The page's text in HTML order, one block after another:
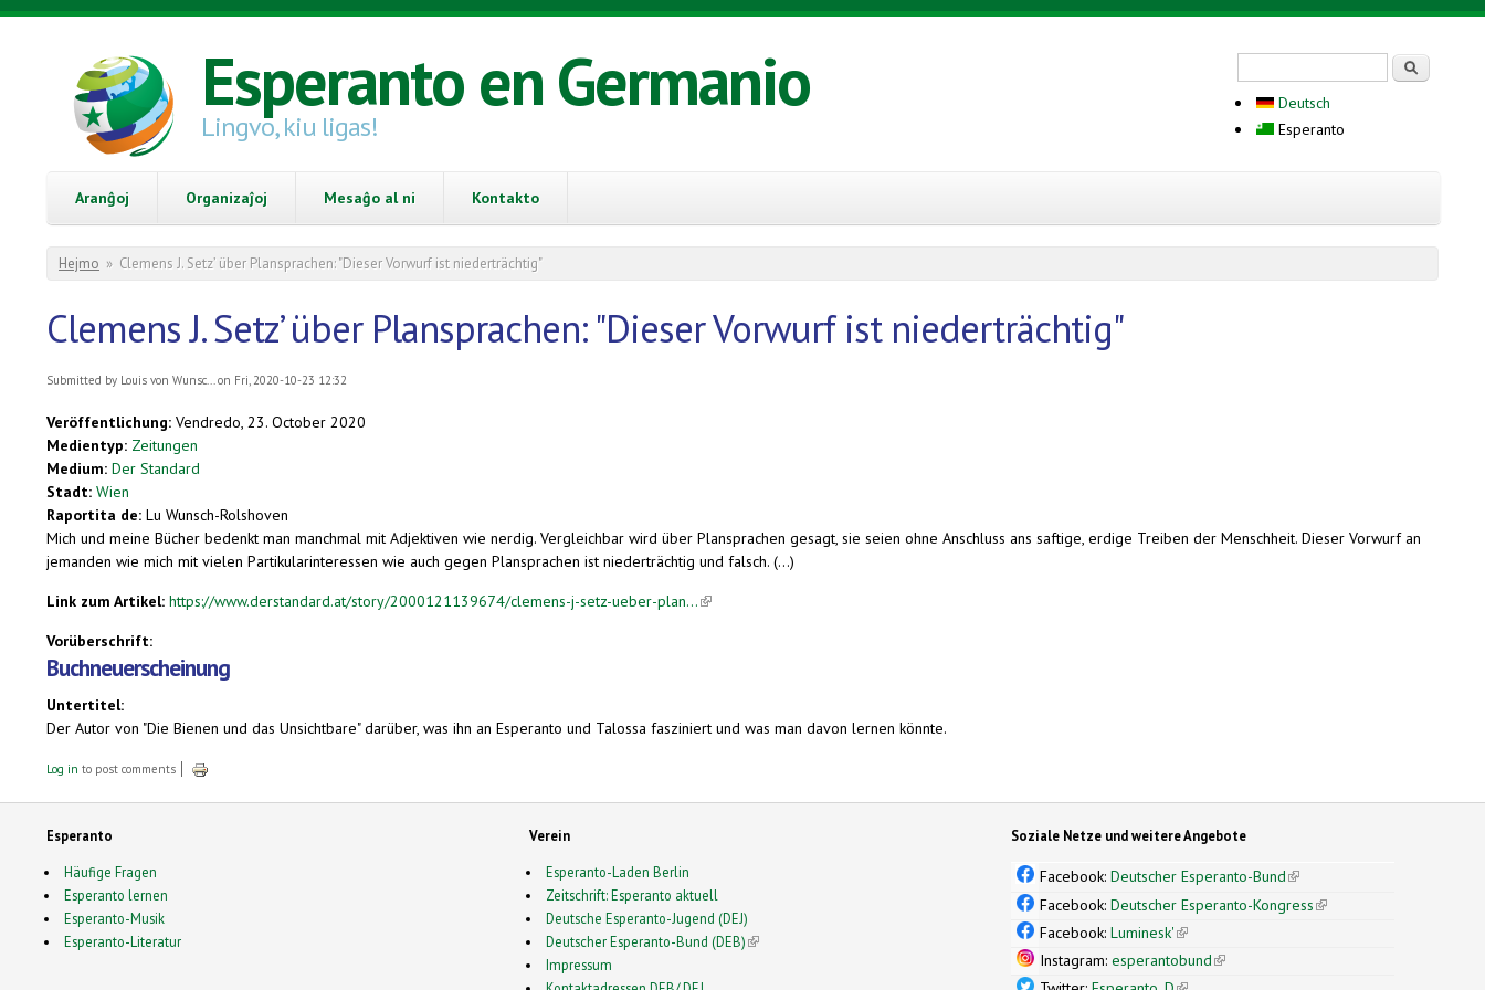
Skip to main content
Esperanto en Germanio
Lingvo, kiu ligas!
Deutsch
Esperanto
Aranĝoj Organizaĵoj Mesaĝo al ni Kontakto
You are here
Hejmo » Clemens J. Setz’ über Plansprachen: "Dieser Vorwurf ist niederträchtig"
Clemens J. Setz’ über Plansprachen: "Dieser Vorwurf ist niederträchtig"
Submitted by Louis von Wunsc...on Fri, 2020-10-23 12:32
Veröffentlichung: Vendredo, 23. October 2020
Medientyp: Zeitungen
Medium: Der Standard
Stadt: Wien
Raportita de: Lu Wunsch-Rolshoven
Mich und meine Bücher bedenkt man manchmal mit Adjektiven wie nerdig. Vergleichbar wird über Plansprachen gesagt, sie seien ohne Anschluss ans saftige, erdige Treiben der Menschheit. Dieser Vorwurf an
jemanden wie mich mit vielen Partikularinteressen wie auch gegen Plansprachen ist niederträchtig und falsch. (...)
Link zum Artikel: https://www.derstandard.at/story/2000121139674/clemens-j-setz-ueber-plan...(link is external)
Vorüberschrift:
Buchneuerscheinung
Untertitel:
Der Autor von "Die Bienen und das Unsichtbare" darüber, was ihn an Esperanto und Talossa fasziniert und was man davon lernen könnte.
Log in to post comments
Esperanto
Häufige Fragen
Esperanto lernen
Esperanto-Musik
Esperanto-Literatur
Verein
Esperanto-Laden Berlin
Zeitschrift: Esperanto aktuell
Deutsche Esperanto-Jugend (DEJ)
Deutscher Esperanto-Bund (DEB)(link is external)
Impressum
Soziale Netze und weitere Angebote
Facebook:Deutscher Esperanto-Bund(link is external)
Facebook:Deutscher Esperanto-Kongress(link is external)
Facebook:Luminesk'(link is external)
Instagram:esperantobund(link is external)